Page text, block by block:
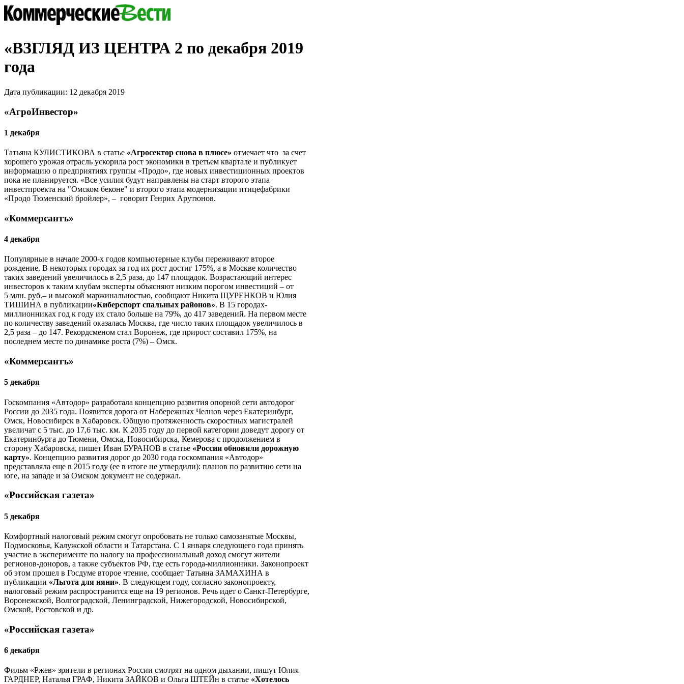
«ВЗГЛЯД ИЗ ЦЕНТРА 2 по декабря 2019
года
Дата публикации: 12 декабря 2019
«АгроИнвестор»
1 декабря
Татьяна КУЛИСТИКОВА в статье «Агросектор снова в плюсе» отмечает что за счет
хорошего урожая отрасль ускорила рост экономики в третьем квартале и публикует
информацию о предприятиях группы «Продо», где новых инвестиционных проектов
пока не планируется. «Все усилия будут направлены на старт второго этапа
инвестпроекта на "Омском беконе" и второго этапа модернизации птицефабрики
«Продо Тюменский бройлер», – говорит Генрих Арутюнов.
«Коммерсантъ»
4 декабря
Популярные в начале 2000-х годов компьютерные клубы переживают второе
рождение. В некоторых городах за год их рост достиг 175%, а в Москве количество
таких заведений увеличилось в 2,5 раза, до 147 площадок. Возрастающий интерес
инвесторов к таким клубам эксперты объясняют низким порогом инвестиций – от
5 млн. руб.– и высокой маржинальностью, сообщают Никита ЩУРЕНКОВ и Юлия
ТИШИНА в публикации«Киберспорт спальных районов». В 15 городах-
миллионниках год к году их стало больше на 79%, до 417 заведений. На первом месте
по количеству заведений оказалась Москва, где число таких площадок увеличилось в
2,5 раза – до 147. Рекордсменом стал Воронеж, где прирост составил 175%, на
последнем месте по динамике роста (7%) – Омск.
«Коммерсантъ»
5 декабря
Госкомпания «Автодор» разработала концепцию развития опорной сети автодорог
России до 2035 года. Появится дорога от Набережных Челнов через Екатеринбург,
Омск, Новосибирск в Хабаровск. Общую протяженность скоростных магистралей
увеличат с 5 тыс. до 17,6 тыс. км. К 2035 году до первой категории доведут дорогу от
Екатеринбурга до Тюмени, Омска, Новосибирска, Кемерова с продолжением в
сторону Хабаровска, пишет Иван БУРАНОВ в статье «России обновили дорожную
карту». Концепцию развития дорог до 2030 года госкомпания «Автодор»
представляла еще в 2015 году (ее в итоге не утвердили): планов по развитию сети на
юге, на западе и за Омском документ не содержал.
«Российская газета»
5 декабря
Комфортный налоговый режим смогут опробовать не только самозанятые Москвы,
Подмосковья, Калужской области и Татарстана. С 1 января следующего года принять
участие в эксперименте по налогу на профессиональный доход смогут жители
регионов-доноров, а также субъектов РФ, где есть города-миллионники. Законопроект
об этом прошел в Госдуме второе чтение, сообщает Татьяна ЗАМАХИНА в
публикации «Льгота для няни». В следующем году, согласно законопроекту,
налоговый режим распространится еще на 19 регионов. Речь идет о Санкт-Петербурге,
Воронежской, Волгоградской, Ленинградской, Нижегородской, Новосибирской,
Омской, Ростовской и др.
«Российская газета»
6 декабря
Фильм «Ржев» зрители в регионах России смотрят на одном дыхании, пишут Юлия
ГАРДНЕР, Наталья ГРАФ, Никита ЗАЙКОВ и Ольга ШТЕЙн в статье «Хотелось